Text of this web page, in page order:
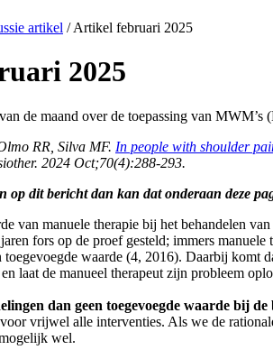
artikel /Artikel februari 2025
2025
de maand over de toepassing van
RR, Silva MF. In people with shoulder
2024 Oct;70(4):288-293.
op dit bericht dan kan dat onderaan deze
van manuele therapie bij het behandelen
fors op de proef gesteld; immers
waarde (4, 2016). Daarbij komt
laat de manueel therapeut zijn probleem
dan geen toegevoegde waarde bij
vrijwel alle interventies. Als we de
wel.